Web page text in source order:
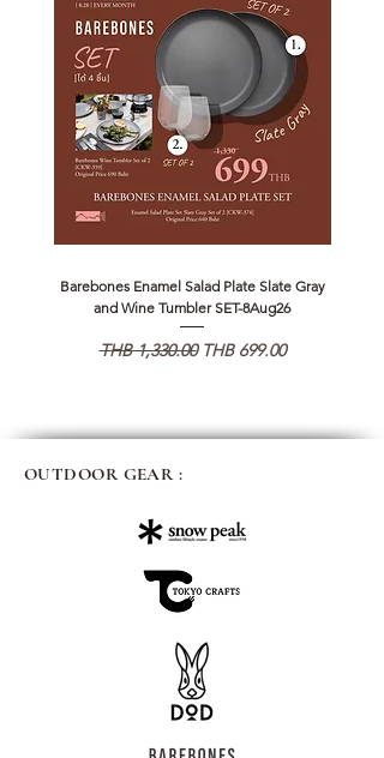
Barebones Enamel Salad Plate Slate Gray
and Wine Tumbler SET-8Aug26
Regular Price
THB 1,330.00 Sale Price
THB 699.00
OUTDOOR GEAR :